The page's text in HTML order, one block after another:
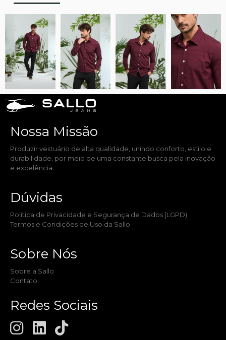
Nossa Missão​
Produzir vestuário de alta qualidade, unindo conforto, estilo e
durabilidade, por meio de uma constante busca pela inovação
e excelência.
Dúvidas​
Política de Privacidade e Segurança de Dados (LGPD)
Termos e Condições de Uso da Sallo
Sobre Nós​
Sobre a Sallo
Contato
Redes Sociais